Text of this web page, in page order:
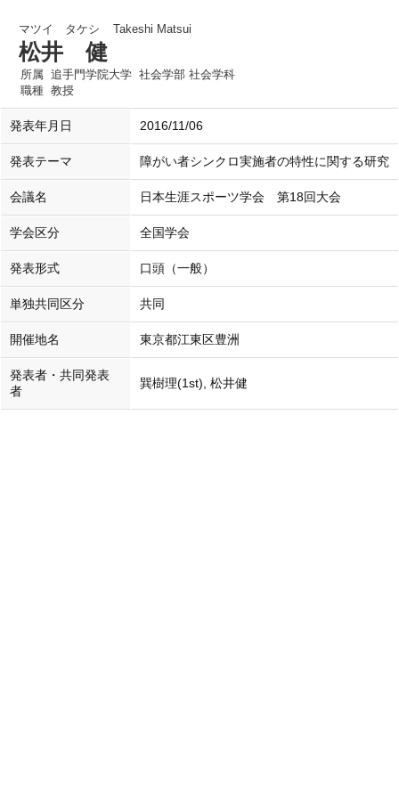
マツイ タケシ Takeshi Matsui
松井 健
所属 追手門学院大学 社会学部 社会学科
職種 教授
発表年月日 2016/11/06
発表テーマ 障がい者シンクロ実施者の特性に関する研究
会議名 日本生涯スポーツ学会 第18回大会
学会区分 全国学会
発表形式 口頭（一般）
単独共同区分 共同
開催地名 東京都江東区豊洲
発表者・共同発表
者
巽樹理(1st), 松井健